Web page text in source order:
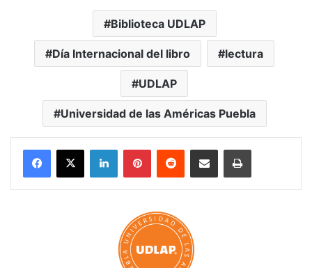
Biblioteca UDLAP
Día Internacional del libro lectura
UDLAP
Universidad de las Américas Puebla
LinkedInPinterestReddit Share via Email Print